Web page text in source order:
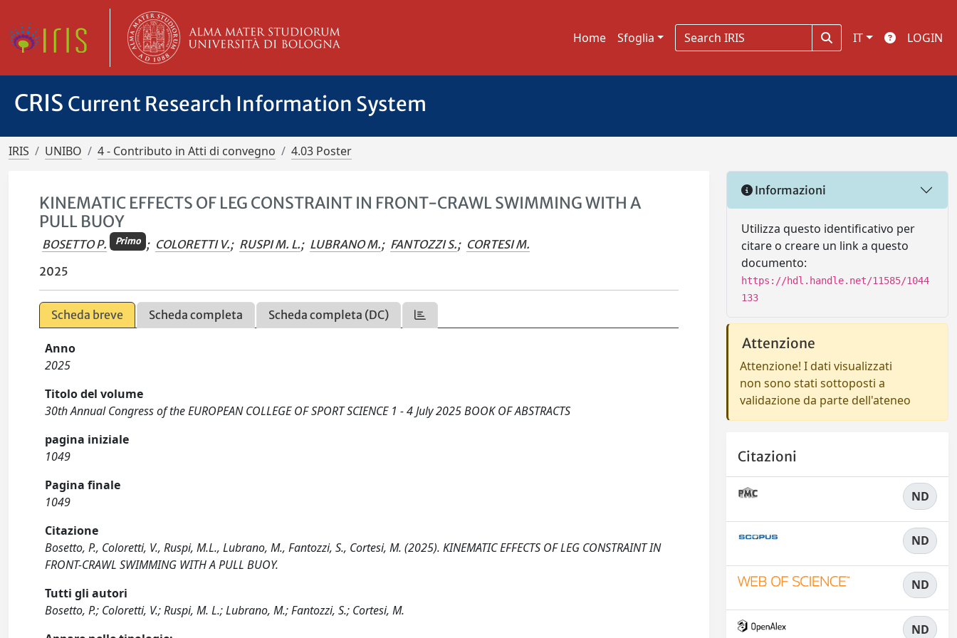
Home Sfoglia IT LOGIN
CRIS Current Research Information System
IRIS UNIBO 4 - Contributo in Atti di convegno 4.03 Poster
KINEMATIC EFFECTS OF LEG CONSTRAINT IN FRONT-CRAWL SWIMMING WITH A
PULL BUOY
BOSETTO P. Primo ; COLORETTI V.; RUSPI M. L.; LUBRANO M.; FANTOZZI S.; CORTESI M.
2025
Scheda breve Scheda completa Scheda completa (DC)
Anno
2025
Titolo del volume
30th Annual Congress of the EUROPEAN COLLEGE OF SPORT SCIENCE 1 - 4 July 2025 BOOK OF ABSTRACTS
pagina iniziale
1049
Pagina finale
1049
Citazione
Bosetto, P., Coloretti, V., Ruspi, M.L., Lubrano, M., Fantozzi, S., Cortesi, M. (2025). KINEMATIC EFFECTS OF LEG CONSTRAINT IN
FRONT-CRAWL SWIMMING WITH A PULL BUOY.
Tutti gli autori
Bosetto, P.; Coloretti, V.; Ruspi, M. L.; Lubrano, M.; Fantozzi, S.; Cortesi, M.
Informazioni
Utilizza questo identificativo per
citare o creare un link a questo
documento:
https://hdl.handle.net/11585/1044
133
Attenzione
Attenzione! I dati visualizzati
non sono stati sottoposti a
validazione da parte dell'ateneo
Citazioni
ND
ND
ND
ND